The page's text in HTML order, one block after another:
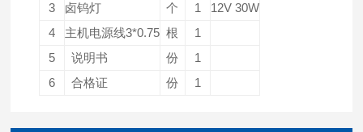
3
卤钨灯 个 1
12V 30W
4
主机电源线3*0.75 根
1
5
说明书 份
1
6
合格证 份 1